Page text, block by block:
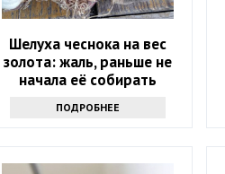
Шелуха чеснока на вес
золота: жаль, раньше не
начала её собирать
ПОДРОБНЕЕ